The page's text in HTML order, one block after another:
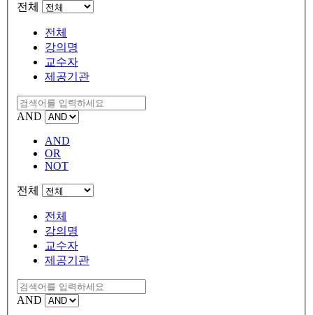
전체
전체
강의명
교수자
제공기관
AND
AND
OR
NOT
전체
전체
강의명
교수자
제공기관
AND